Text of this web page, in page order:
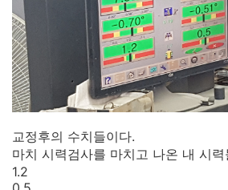
교정후의 수치들이다.
마치 시력검사를 마치고 나온 내 시력
1.2